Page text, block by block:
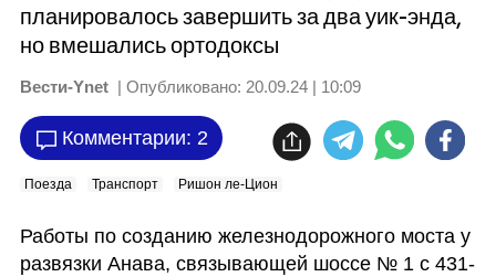
планировалось завершить за два уик-энда,
но вмешались ортодоксы
Вести-Ynet | Опубликовано: 20.09.24 | 10:09
Комментарии: 2
Поезда Транспорт Ришон ле-Цион
Работы по созданию железнодорожного моста у
развязки Анава, связывающей шоссе № 1 с 431-